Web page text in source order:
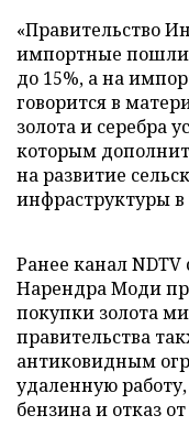
«Правительство
импортные
до 15%, а на
говорится в
золота и серебра
которым
на развитие
инфраструктуры в
Ранее канал
Нарендра Моди
покупки золота
правительства
антиковидным
удаленную
бензина и отказ